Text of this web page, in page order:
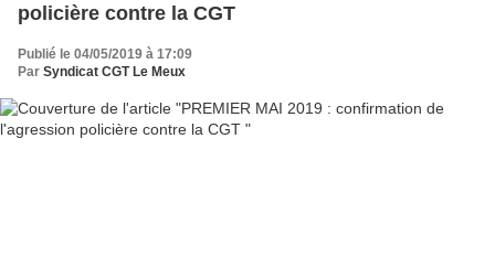
policière contre la CGT
Publié le 04/05/2019 à 17:09
Par Syndicat CGT Le Meux